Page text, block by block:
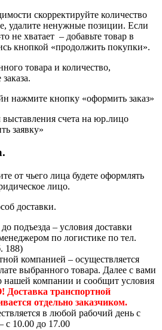
скорректируйте количество
удалите ненужные позиции. Если
не хватает – добавьте товар в
кнопкой «продолжить покупки».
товара и количество,
нажмите кнопку «оформить заказ»
выставления счета на юр.лицо
заявку»
от чьего лица будете оформлять
лицо.
доставки.
подъезда – условия доставки
по логистике по тел.
188)
компанией – осуществляется
выбранного товара. Далее с вами
нашей компании и сообщит условия
транспортной
отдельно заказчиком.
в любой рабочий день с
с 10.00 до 17.00